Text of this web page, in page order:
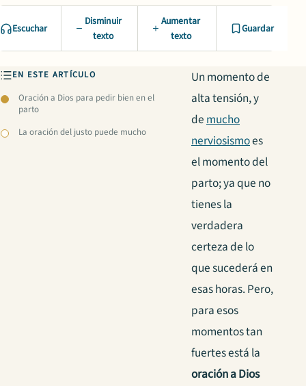
Escuchar
Disminuir
texto
Aumentar
texto
Guardar
EN ESTE ARTÍCULO
Oración a Dios para pedir bien en el
parto
La oración del justo puede mucho
Un momento de
alta tensión, y
demucho
nerviosismoes
el momento del
parto; ya que no
tienes la
verdadera
certeza de lo
que sucederá en
esas horas. Pero,
para esos
momentos tan
fuertes está la
oración a Dios